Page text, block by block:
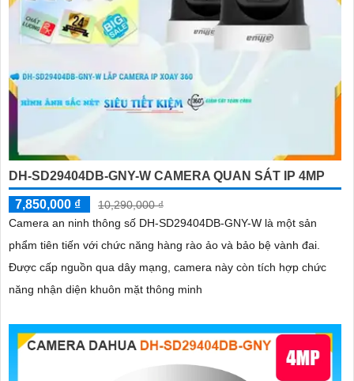
DH-SD29404DB-GNY-W CAMERA QUAN SÁT IP 4MP
7,850,000 ₫
10,290,000 ₫
Camera an ninh thông số DH-SD29404DB-GNY-W là một sản
phẩm tiên tiến với chức năng hàng rào ảo và bảo bệ vành đai.
Được cấp nguồn qua dây mạng, camera này còn tích hợp chức
năng nhận diện khuôn mặt thông minh